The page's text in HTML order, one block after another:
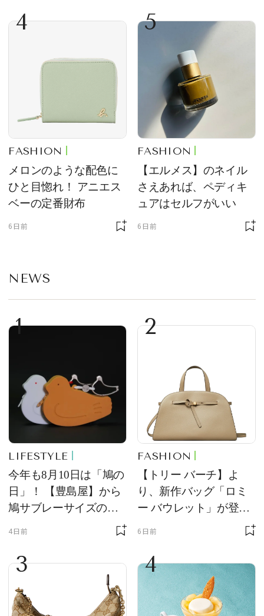
4
FASHION
メロンのような配色に
ひと目惚れ！ アニエス
ベーの定番財布
6日前
5
FASHION
【エルメス】のネイル
さえあれば、ペディキ
ュアはセルフがいい
6日前
NEWS
1
LIFESTYLE
今年も8月10日は「鳩の
日」！ 【豊島屋】から
鳩サブレーサイズのポ
ーチ「はとっこ」を限
4日前
2
FASHION
【トリー バーチ】よ
り、新作バッグ「ロミ
ー バウレット」が登
場！ デザイン性と収納
6日前
3 4